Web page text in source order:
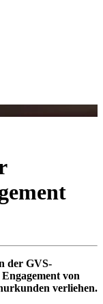
der GVS-
von
verliehen.